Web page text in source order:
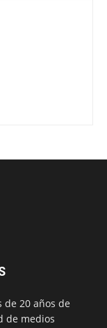
de 20 años de
de medios